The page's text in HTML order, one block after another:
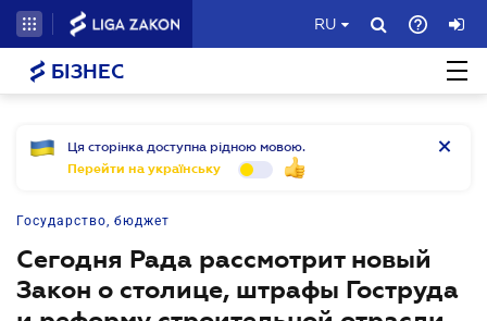
RU
БІЗНЕС
Ця сторінка доступна рідною мовою.
Перейти на українську
Государство, бюджет
Сегодня Рада рассмотрит новый
Закон о столице, штрафы Гоструда